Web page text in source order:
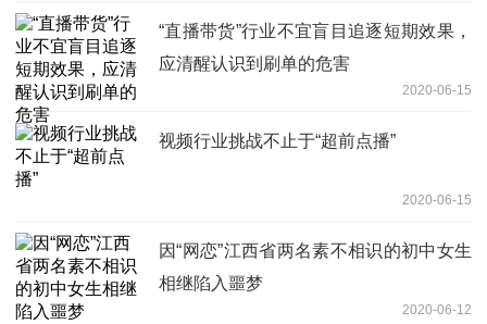
“直播带货”行业不宜盲目追逐短期效果，
应清醒认识到刷单的危害
2020-06-15
视频行业挑战不止于“超前点播”
2020-06-15
因“网恋”江西省两名素不相识的初中女生
相继陷入噩梦
2020-06-12